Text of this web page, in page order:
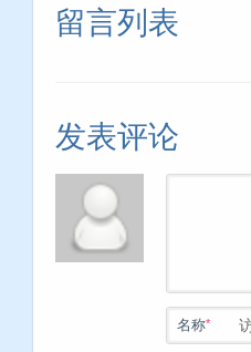
留言列表
发表评论
名称*